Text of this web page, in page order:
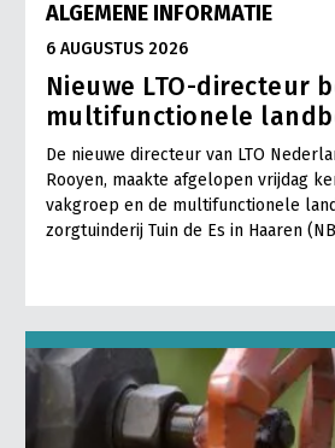
ALGEMENE INFORMATIE
6 AUGUSTUS 2026
Nieuwe LTO-directeur
multifunctionele
De nieuwe directeur van LTO
Rooyen, maakte afgelopen vrijdag
vakgroep en de multifunctionele
zorgtuinderij Tuin de Es in Haaren